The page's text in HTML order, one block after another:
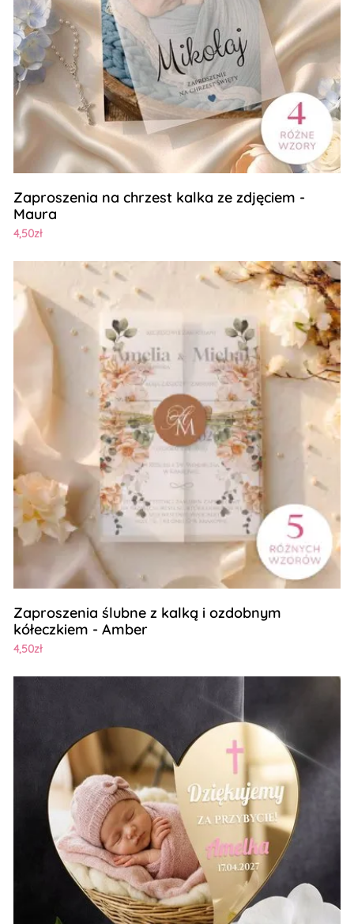
Zaproszenia na chrzest kalka ze zdjęciem -
Maura
4,50zł
Zaproszenia ślubne z kalką i ozdobnym
kółeczkiem - Amber
4,50zł
Zobacz szczegóły Zaproszenia ślubne z kalką i
Zobacz szczegóły Podziękowania dla gości magnesy